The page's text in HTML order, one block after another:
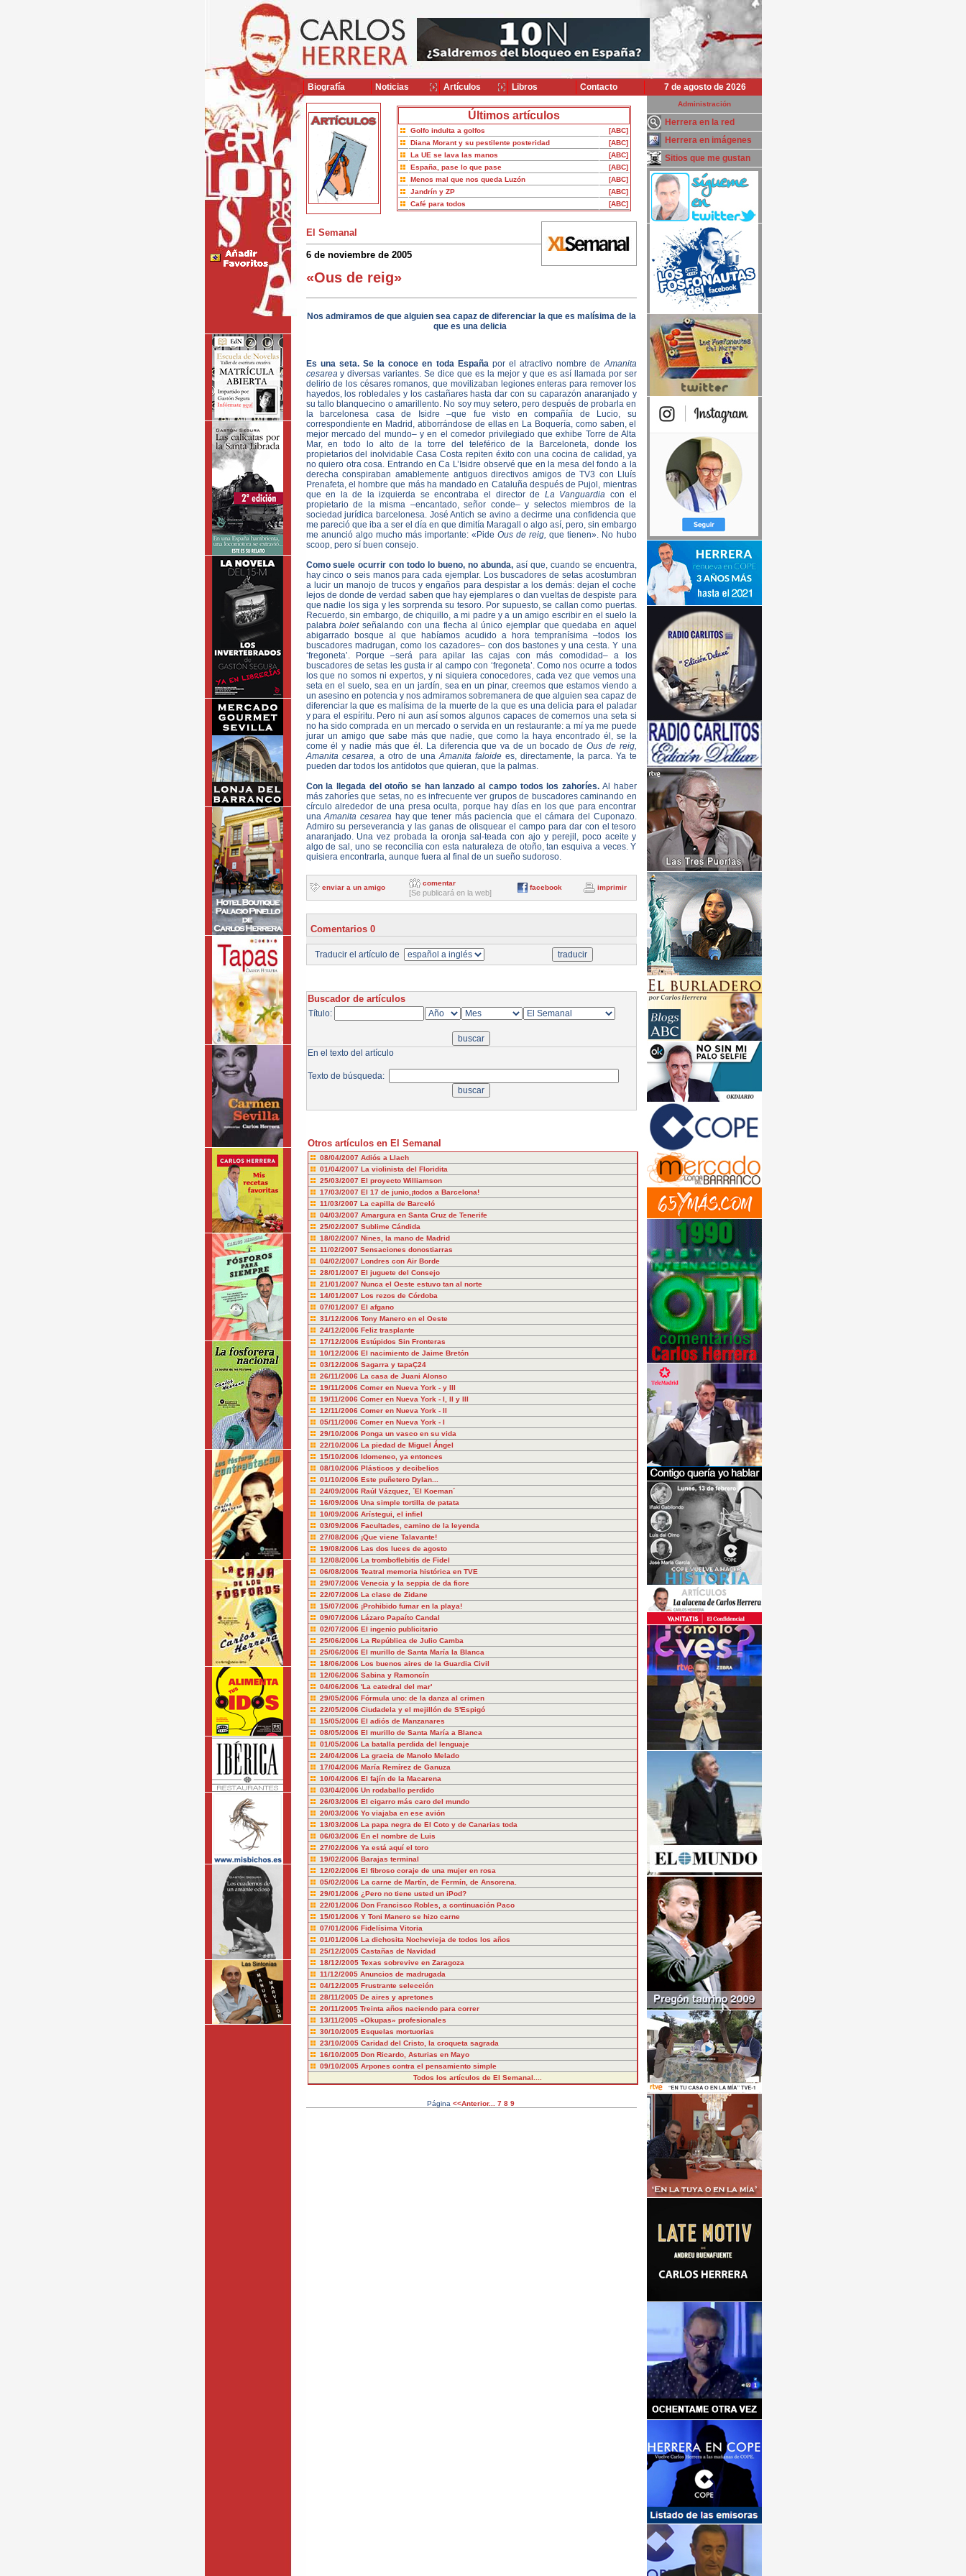
7 de agosto de 2026
Últimos artículos
Golfo indulta a golfos
[ABC]
Diana Morant y su pestilente posteridad
[ABC]
La UE se lava las manos
[ABC]
España, pase lo que pase
[ABC]
Menos mal que nos queda Luzón
[ABC]
Jandrín y ZP
[ABC]
Café para todos
[ABC]
El Semanal
6 de noviembre de 2005
«Ous de reig»
Nos admiramos de que alguien sea capaz de diferenciar la que es malísima de la
que es una delicia
Es una seta. Se la conoce en toda Españapor el atractivo nombre deAmanita
cesareay diversas variantes. Se dice que es la mejor y que es así llamada por ser
delirio de los césares romanos, que movilizaban legiones enteras para remover los
hayedos, los robledales y los castañares hasta dar con su caparazón anaranjado y
su tallo blanquecino o amarillento. No soy muy setero, pero después de probarla en
la barcelonesa casa de Isidre –que fue visto en compañía de Lucio, su
correspondiente en Madrid, atiborrándose de ellas en La Boquería, como saben, el
mejor mercado del mundo– y en el comedor privilegiado que exhibe Torre de Alta
Mar, en todo lo alto de la torre del teleférico de la Barceloneta, donde los
propietarios del inolvidable Casa Costa repiten éxito con una cocina de calidad, ya
no quiero otra cosa. Entrando en Ca L’Isidre observé que en la mesa del fondo a la
derecha conspiraban amablemente antiguos directivos amigos de TV3 con Lluís
Prenafeta, el hombre que más ha mandado en Cataluña después de Pujol, mientras
que en la de la izquierda se encontraba el director de La Vanguardia con el
propietario de la misma –encantado, señor conde– y selectos miembros de la
sociedad jurídica barcelonesa. José Antich se avino a decirme una confidencia que
me pareció que iba a ser el día en que dimitía Maragall o algo así, pero, sin embargo
me anunció algo mucho más importante: «PideOus de reig, que tienen». No hubo
scoop, pero sí buen consejo.
Como suele ocurrir con todo lo bueno, no abunda,así que, cuando se encuentra,
hay cinco o seis manos para cada ejemplar. Los buscadores de setas acostumbran
a lucir un manojo de trucos y engaños para despistar a los demás: dejan el coche
lejos de donde de verdad saben que hay ejemplares o dan vueltas de despiste para
que nadie los siga y les sorprenda su tesoro. Por supuesto, se callan como puertas.
Recuerdo, sin embargo, de chiquillo, a mi padre y a un amigo escribir en el suelo la
palabraboletseñalando con una flecha al único ejemplar que quedaba en aquel
abigarrado bosque al que habíamos acudido a hora tempranísima –todos los
buscadores madrugan, como los cazadores– con dos bastones y una cesta. Y una
‘fregoneta’. Porque –será para apilar las cajas con más comodidad– a los
buscadores de setas les gusta ir al campo con ‘fregoneta’. Como nos ocurre a todos
los que no somos ni expertos, y ni siquiera conocedores, cada vez que vemos una
seta en el suelo, sea en un jardín, sea en un pinar, creemos que estamos viendo a
un asesino en potencia y nos admiramos sobremanera de que alguien sea capaz de
diferenciar la que es malísima de la muerte de la que es una delicia para el paladar
y para el espíritu. Pero ni aun así somos algunos capaces de comernos una seta si
no ha sido comprada en un mercado o servida en un restaurante: a mí ya me puede
jurar un amigo que sabe más que nadie, que como la haya encontrado él, se la
come él y nadie más que él. La diferencia que va de un bocado de Ous de reig,
Amanita cesarea, a otro de unaAmanita faloidees, directamente, la parca. Ya te
pueden dar todos los antídotos que quieran, que la palmas.
Con la llegada del otoño se han lanzado al campo todos los zahoríes. Al haber
más zahoríes que setas, no es infrecuente ver grupos de buscadores caminando en
círculo alrededor de una presa oculta, porque hay días en los que para encontrar
unaAmanita cesareahay que tener más paciencia que el cámara del Cuponazo.
Admiro su perseverancia y las ganas de olisquear el campo para dar con el tesoro
anaranjado. Una vez probada la oronja sal-teada con ajo y perejil, poco aceite y
algo de sal, uno se reconcilia con esta naturaleza de otoño, tan esquiva a veces. Y
quisiera encontrarla, aunque fuera al final de un sueño sudoroso.
enviar a un amigo
comentar
[Se publicará en la web]
facebook imprimir
Comentarios 0
Traducir el artículo de
Buscador de artículos
Título:
En el texto del artículo
Texto de búsqueda:
Otros artículos en El Semanal
08/04/2007 Adiós a Llach
01/04/2007 La violinista del Floridita
25/03/2007 El proyecto Williamson
17/03/2007 El 17 de junio,¡todos a Barcelona!
11/03/2007 La capilla de Barceló
04/03/2007 Amargura en Santa Cruz de Tenerife
25/02/2007 Sublime Cándida
18/02/2007 Nines, la mano de Madrid
11/02/2007 Sensaciones donostiarras
04/02/2007 Londres con Air Borde
28/01/2007 El juguete del Consejo
21/01/2007 Nunca el Oeste estuvo tan al norte
14/01/2007 Los rezos de Córdoba
07/01/2007 El afgano
31/12/2006 Tony Manero en el Oeste
24/12/2006 Feliz trasplante
17/12/2006 Estúpidos Sin Fronteras
10/12/2006 El nacimiento de Jaime Bretón
03/12/2006 Sagarra y tapaÇ24
26/11/2006 La casa de Juani Alonso
19/11/2006 Comer en Nueva York - y III
19/11/2006 Comer en Nueva York - I, II y III
12/11/2006 Comer en Nueva York - II
05/11/2006 Comer en Nueva York - I
29/10/2006 Ponga un vasco en su vida
22/10/2006 La piedad de Miguel Ángel
15/10/2006 Idomeneo, ya entonces
08/10/2006 Plásticos y decibelios
01/10/2006 Este puñetero Dylan...
24/09/2006 Raúl Vázquez, ´El Koeman´
16/09/2006 Una simple tortilla de patata
10/09/2006 Arístegui, el infiel
03/09/2006 Facultades, camino de la leyenda
27/08/2006 ¡Que viene Talavante!
19/08/2006 Las dos luces de agosto
12/08/2006 La tromboflebitis de Fidel
06/08/2006 Teatral memoria histórica en TVE
29/07/2006 Venecia y la seppia de da fiore
22/07/2006 La clase de Zidane
15/07/2006 ¡Prohibido fumar en la playa!
09/07/2006 Lázaro Papaíto Candal
02/07/2006 El ingenio publicitario
25/06/2006 La República de Julio Camba
25/06/2006 El murillo de Santa María la Blanca
18/06/2006 Los buenos aires de la Guardia Civil
12/06/2006 Sabina y Ramoncín
04/06/2006 'La catedral del mar'
29/05/2006 Fórmula uno: de la danza al crimen
22/05/2006 Ciudadela y el mejillón de S'Espigó
15/05/2006 El adiós de Manzanares
08/05/2006 El murillo de Santa María a Blanca
01/05/2006 La batalla perdida del lenguaje
24/04/2006 La gracia de Manolo Melado
17/04/2006 María Remírez de Ganuza
10/04/2006 El fajín de la Macarena
03/04/2006 Un rodaballo perdido
26/03/2006 El cigarro más caro del mundo
20/03/2006 Yo viajaba en ese avión
13/03/2006 La papa negra de El Coto y de Canarias toda
06/03/2006 En el nombre de Luis
27/02/2006 Ya está aquí el toro
19/02/2006 Barajas terminal
12/02/2006 El fibroso coraje de una mujer en rosa
05/02/2006 La carne de Martín, de Fermín, de Ansorena.
29/01/2006 ¿Pero no tiene usted un iPod?
22/01/2006 Don Francisco Robles, a continuación Paco
15/01/2006 Y Toni Manero se hizo carne
07/01/2006 Fidelísima Vitoria
01/01/2006 La dichosita Nochevieja de todos los años
25/12/2005 Castañas de Navidad
18/12/2005 Texas sobrevive en Zaragoza
11/12/2005 Anuncios de madrugada
04/12/2005 Frustrante selección
28/11/2005 De aires y apretones
20/11/2005 Treinta años naciendo para correr
13/11/2005 «Okupas» profesionales
30/10/2005 Esquelas mortuorias
23/10/2005 Caridad del Cristo, la croqueta sagrada
16/10/2005 Don Ricardo, Asturias en Mayo
09/10/2005 Arpones contra el pensamiento simple
Todos los artículos de El Semanal....
Página <<Anterior... 7 8 9
Administración
Herrera en la red
Herrera en imágenes
Sitios que me gustan
Biografía Noticias Artículos Libros Contacto